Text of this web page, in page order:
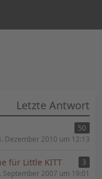
Letzte Antwort
50
Dezember 2010 um 12:13
für Little KITT
3
September 2007 um 19:01